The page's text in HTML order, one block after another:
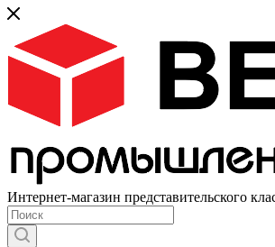
Интернет-магазин представительского